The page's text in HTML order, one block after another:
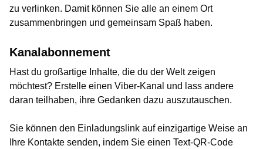
zu verlinken. Damit können Sie alle an einem Ort
zusammenbringen und gemeinsam Spaß haben.
Kanalabonnement
Hast du großartige Inhalte, die du der Welt zeigen
möchtest? Erstelle einen Viber-Kanal und lass andere
daran teilhaben, ihre Gedanken dazu auszutauschen.
Sie können den Einladungslink auf einzigartige Weise an
Ihre Kontakte senden, indem Sie einen Text-QR-Code